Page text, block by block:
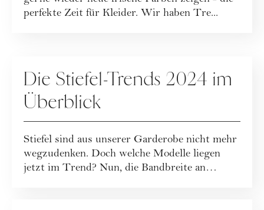
perfekte Zeit für Kleider. Wir haben Tre...
Die Stiefel-Trends 2024 im
Überblick
Stiefel sind aus unserer Garderobe nicht mehr
wegzudenken. Doch welche Modelle liegen
jetzt im Trend? Nun, die Bandbreite an